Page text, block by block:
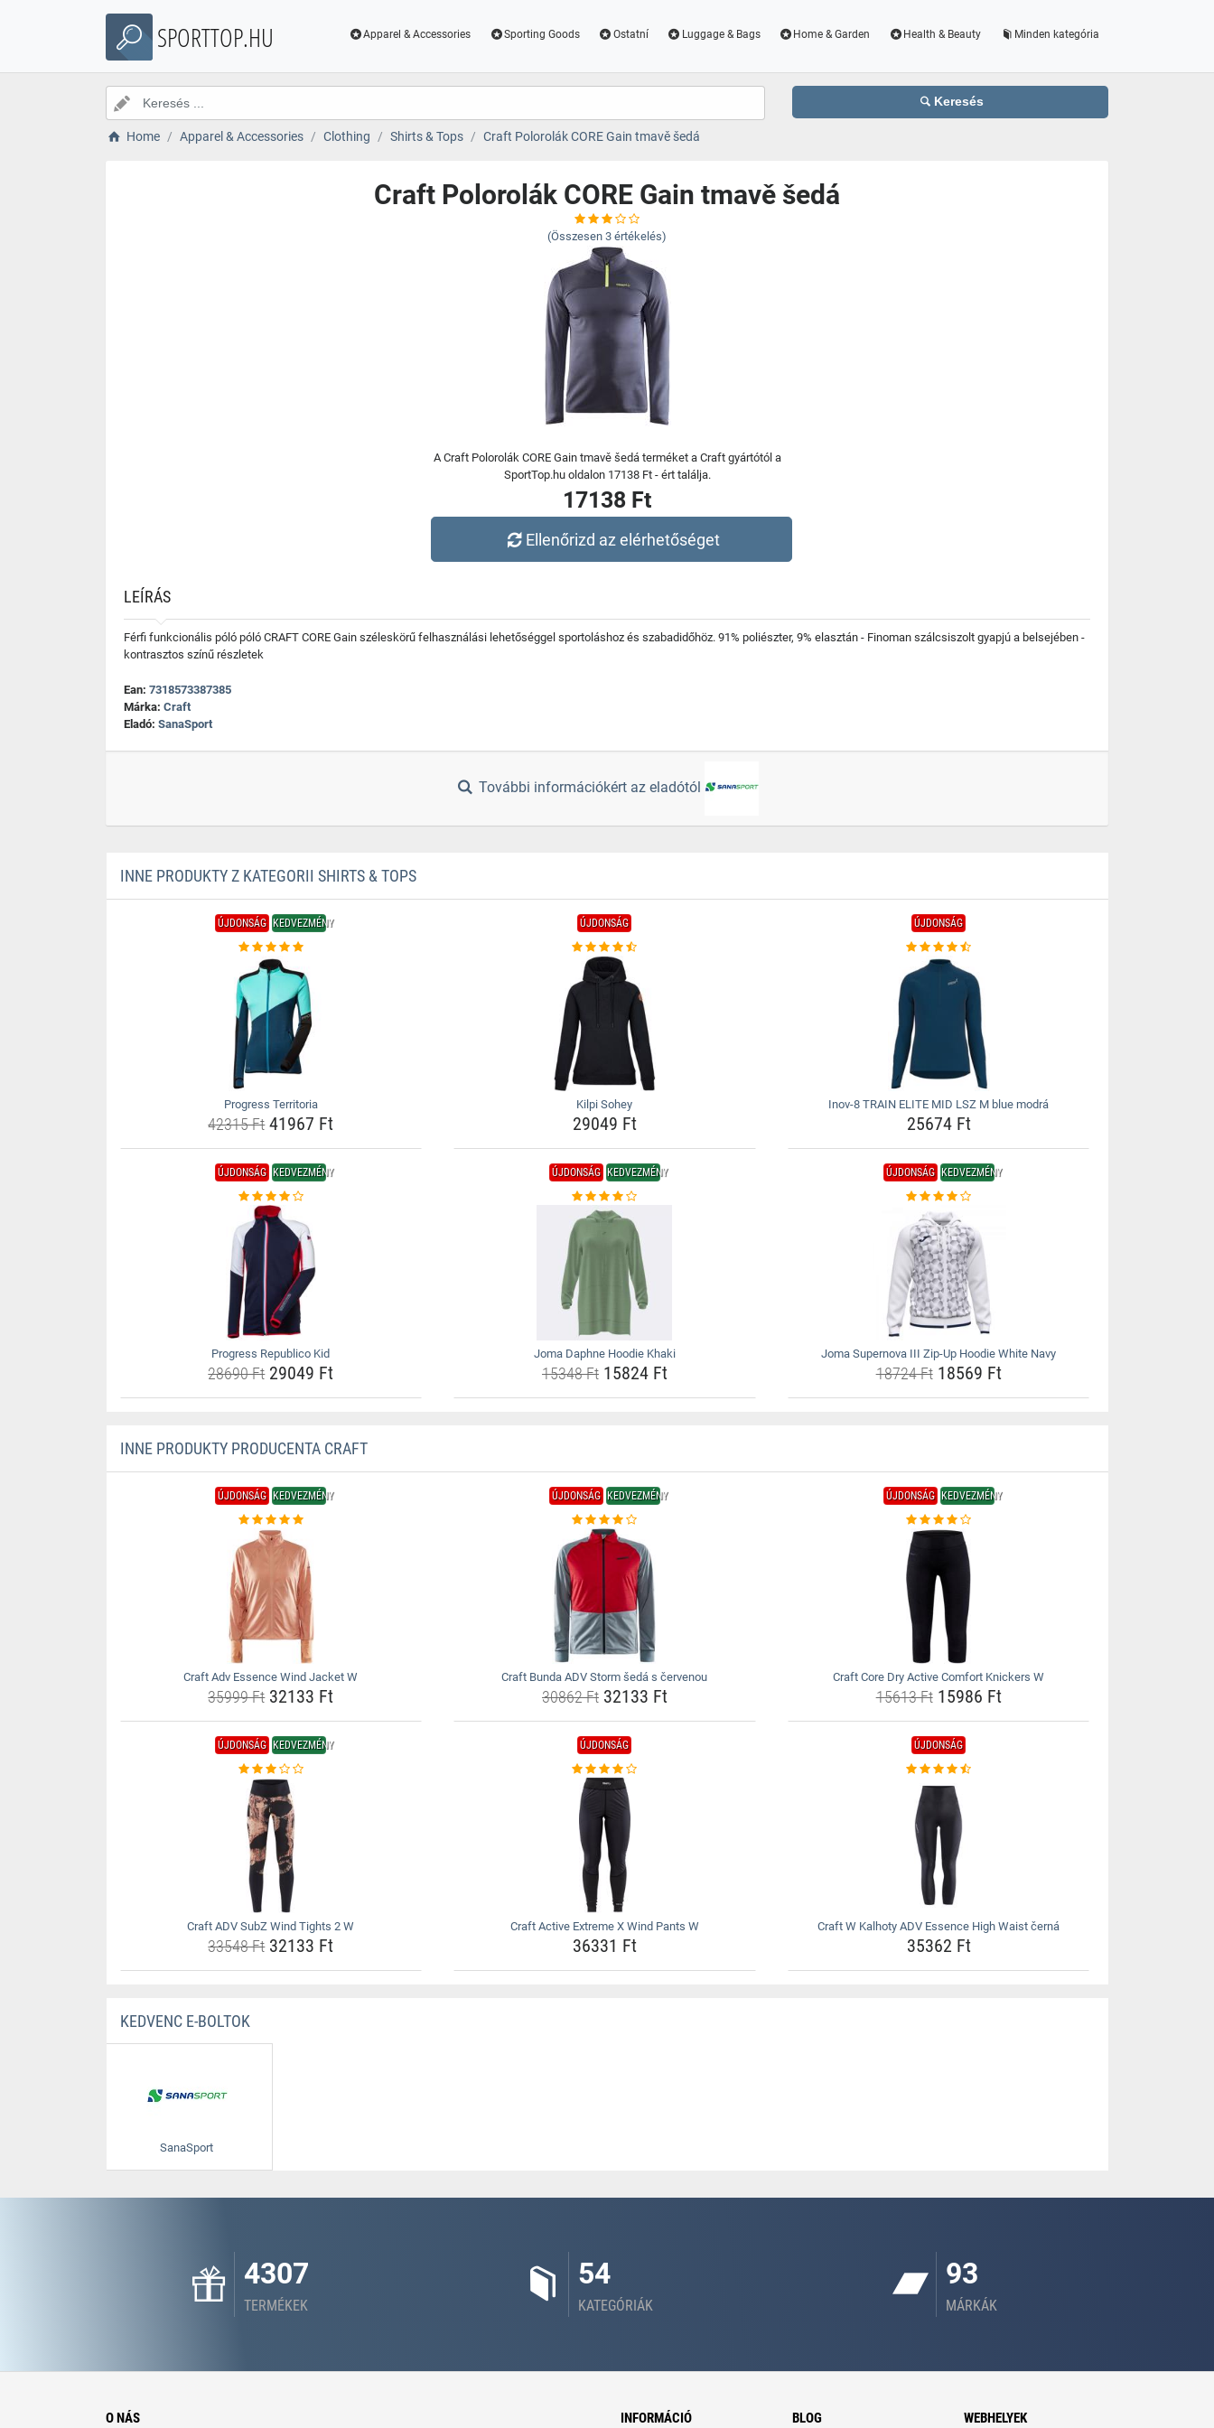
SPORTTOP.HU Apparel & Accessories Sporting Goods Ostatní Luggage & Bags Home & Garden Health & Beauty Minden kategória
Keresés
Home Apparel & Accessories Clothing Shirts & Tops Craft Polorolák CORE Gain tmavě šedá
Craft Polorolák CORE Gain tmavě šedá
(Összesen 3 értékelés)
A Craft Polorolák CORE Gain tmavě šedá terméket a Craft gyártótól a
SportTop.hu oldalon 17138 Ft - ért találja.
17138 Ft
Ellenőrizd az elérhetőséget
LEÍRÁS
Férfi funkcionális póló póló CRAFT CORE Gain széleskörű felhasználási lehetőséggel sportoláshoz és szabadidőhöz. 91% poliészter, 9% elasztán - Finoman szálcsiszolt gyapjú a belsejében -
kontrasztos színű részletek
Ean: 7318573387385
Márka: Craft
Eladó: SanaSport
További információkért az eladótól
INNE PRODUKTY Z KATEGORII SHIRTS & TOPS
ÚJDONSÁG KEDVEZMÉNY
Progress Territoria
42315 Ft41967 Ft
ÚJDONSÁG
Kilpi Sohey
29049 Ft
ÚJDONSÁG
Inov-8 TRAIN ELITE MID LSZ M blue modrá
25674 Ft
ÚJDONSÁG KEDVEZMÉNY
Progress Republico Kid
28690 Ft29049 Ft
ÚJDONSÁG KEDVEZMÉNY
Joma Daphne Hoodie Khaki
15348 Ft15824 Ft
ÚJDONSÁG KEDVEZMÉNY
Joma Supernova III Zip-Up Hoodie White Navy
18724 Ft18569 Ft
INNE PRODUKTY PRODUCENTA CRAFT
ÚJDONSÁG KEDVEZMÉNY
Craft Adv Essence Wind Jacket W
35999 Ft32133 Ft
ÚJDONSÁG KEDVEZMÉNY
Craft Bunda ADV Storm šedá s červenou
30862 Ft32133 Ft
ÚJDONSÁG KEDVEZMÉNY
Craft Core Dry Active Comfort Knickers W
15613 Ft15986 Ft
ÚJDONSÁG KEDVEZMÉNY
Craft ADV SubZ Wind Tights 2 W
33548 Ft32133 Ft
ÚJDONSÁG
Craft Active Extreme X Wind Pants W
36331 Ft
ÚJDONSÁG
Craft W Kalhoty ADV Essence High Waist černá
35362 Ft
KEDVENC E-BOLTOK
SanaSport
4307
TERMÉKEK
54
KATEGÓRIÁK
93
MÁRKÁK
O NÁS INFORMÁCIÓ BLOG WEBHELYEK